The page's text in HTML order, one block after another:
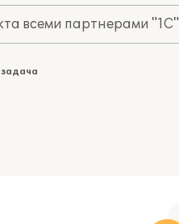
всеми партнерами "1С"